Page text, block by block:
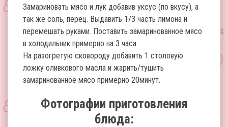
Замариновать мясо и лук добавив уксус (по вкусу), а
так же соль, перец. Выдавить 1/3 часть лимона и
перемешать руками. Поставить замаринованное мясо
в холодильник примерно на 3 часа.
На разогретую сковороду добавить 1 столовую
ложку оливкового масла и жарить/тушить
замаринованное мясо примерно 20минут.
Фотографии приготовления
блюда: